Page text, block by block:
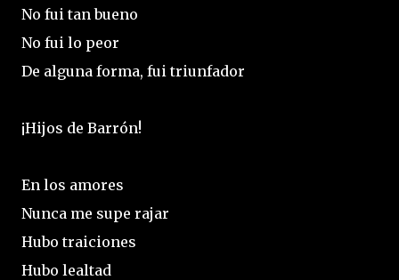
No fui tan bueno
No fui lo peor
De alguna forma, fui triunfador
¡Hijos de Barrón!
En los amores
Nunca me supe rajar
Hubo traiciones
Hubo lealtad